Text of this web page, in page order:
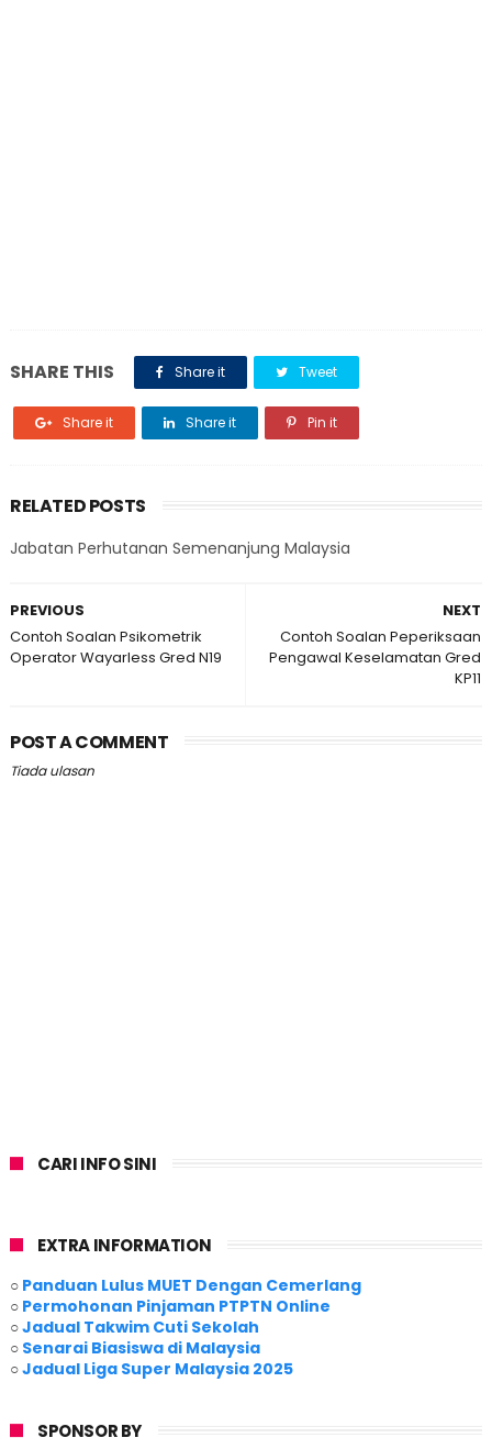
SHARE THIS Share it Tweet
Share it Share it Pin it
RELATED POSTS
Jabatan Perhutanan Semenanjung Malaysia
NEXT
Contoh Soalan Peperiksaan
Pengawal Keselamatan Gred
KP11
PREVIOUS
Contoh Soalan Psikometrik
Operator Wayarless Gred N19
POST A COMMENT
Tiada ulasan
CARI INFO SINI
EXTRA INFORMATION
○ Panduan Lulus MUET Dengan Cemerlang
○ Permohonan Pinjaman PTPTN Online
○Jadual Takwim Cuti Sekolah
○ Senarai Biasiswa di Malaysia
○Jadual Liga Super Malaysia 2025
SPONSOR BY